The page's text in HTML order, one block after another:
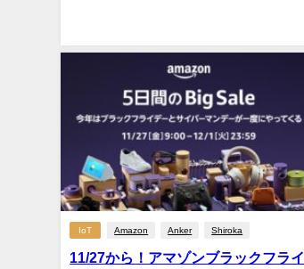
IoT Amazon Anker Shiroka
11/27から！アマゾンブラックフライ